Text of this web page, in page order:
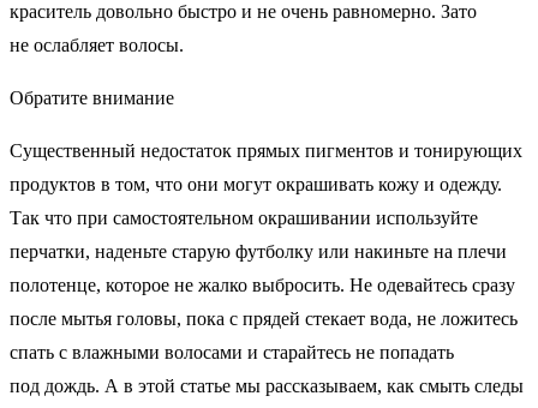
краситель довольно быстро и не очень равномерно. Зато
не ослабляет волосы.
Обратите внимание
Существенный недостаток прямых пигментов и тонирующих
продуктов в том, что они могут окрашивать кожу и одежду.
Так что при самостоятельном окрашивании используйте
перчатки, наденьте старую футболку или накиньте на плечи
полотенце, которое не жалко выбросить. Не одевайтесь сразу
после мытья головы, пока с прядей стекает вода, не ложитесь
спать с влажными волосами и старайтесь не попадать
под дождь. А в этой статье мы рассказываем, как смыть следы